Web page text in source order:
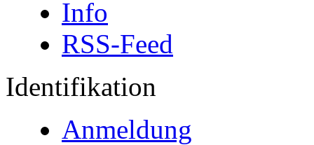
Info
RSS-Feed
Identifikation
Anmeldung